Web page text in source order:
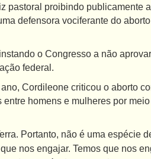
pastoral proibindo publicamente
defensora vociferante do
o Congresso a não
federal.
Cordileone criticou o aborto
homens e mulheres por
Portanto, não é uma espécie
nos engajar. Temos que nos